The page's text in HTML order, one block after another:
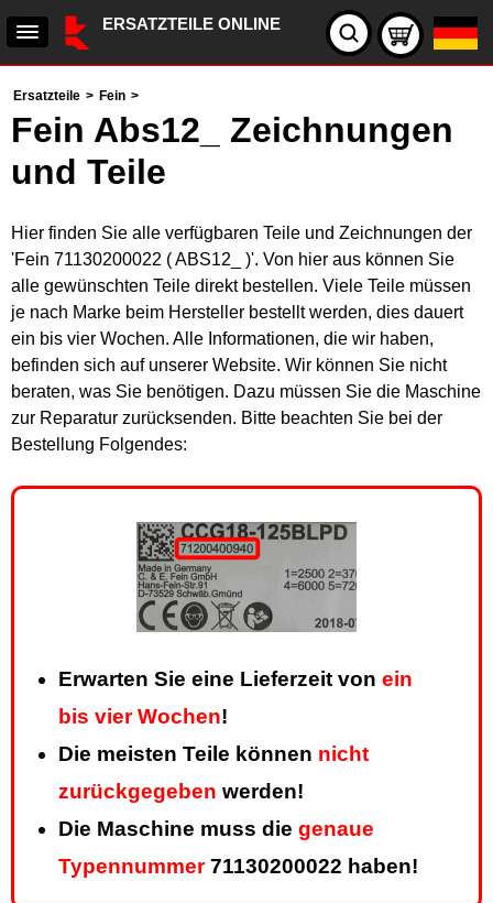
ERSATZTEILE ONLINE
Ersatzteile > Fein >
Fein Abs12_ Zeichnungen
und Teile
Hier finden Sie alle verfügbaren Teile und Zeichnungen der
'Fein 71130200022 ( ABS12_ )'. Von hier aus können Sie
alle gewünschten Teile direkt bestellen. Viele Teile müssen
je nach Marke beim Hersteller bestellt werden, dies dauert
ein bis vier Wochen. Alle Informationen, die wir haben,
befinden sich auf unserer Website. Wir können Sie nicht
beraten, was Sie benötigen. Dazu müssen Sie die Maschine
zur Reparatur zurücksenden. Bitte beachten Sie bei der
Bestellung Folgendes:
Erwarten Sie eine Lieferzeit von ein
bis vier Wochen!
Die meisten Teile können nicht
zurückgegeben werden!
Die Maschine muss die genaue
Typennummer71130200022 haben!